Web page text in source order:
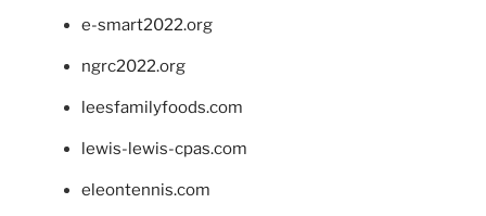
e-smart2022.org
ngrc2022.org
leesfamilyfoods.com
lewis-lewis-cpas.com
eleontennis.com